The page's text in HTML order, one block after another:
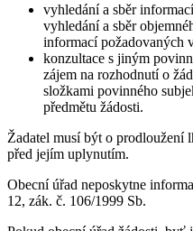
vyhledání a sběr
vyhledání a sběr
informací požadovaných
konzultace s jiným
zájem na rozhodnutí o
složkami povinného
předmětu žádosti.
Žadatel musí být o prodloužení
před jejím uplynutím.
Obecní úřad neposkytne
12, zák. č. 106/1999 Sb.